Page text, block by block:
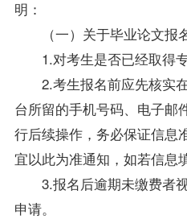
明：
（一）关于毕业论文报
1.对考生是否已经取得
2.考生报名前应先核实
台所留的手机号码、电子邮
行后续操作，务必保证信息
宜以此为准通知，如若信息
3.报名后逾期未缴费者
申请。